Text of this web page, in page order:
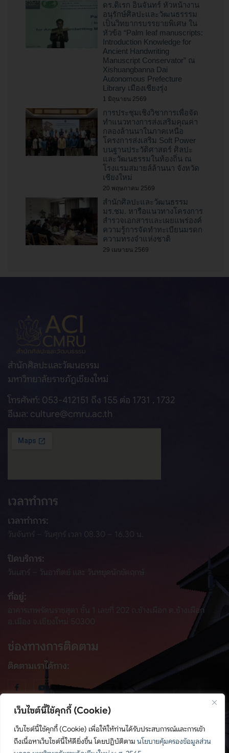
เว็บไซต์นี้ใช้คุกกี้ (Cookie)
เว็บไซต์นี้ใช้คุกกี้ (Cookie) เพื่อให้ให้ท่านได้รับประสบการณ์และการเข้า
ถึงเนื้อหาเว็บไซต์นี้ให้ดียิ่งขึ้น โดยปฏิบัติตาม นโยบายคุ้มครองข้อมูลส่วน
ดร.ดิเรก อินจันทร์ หัวหน้างาน
อนุรักษ์ศิลปะและวัฒนธรรรม
เป็นวิทยากรบรรยายพิเศษ ใน
หัวข้อ “Palm leaf manuscripts:
Introduction Knowledge for
Ancient Handwriting
Manuscript Conservator” ณ
Xishuangbanna Dai
Autonomous Prefecture
Library เมืองเชียงรุ่ง
1 มิถุนายน 2569
การประชุมเชิงวิชาการเพื่อจัด
ทำแนวทางการส่งเสริมคุณค่า
กลองล้านนาในภาคเหนือ
โครงการส่งเสริม Soft Power
บนฐานประวัติศาสตร์ ศิลปะ
และวัฒนธรรมในท้องถิ่น ณ
โรงแรมสมายล์ล้านนา จังหวัด
เชียงใหม่
20 พฤษภาคม 2569
สำนักศิลปะและวัฒนธรรม
มร.ชม. หารือแนวทางโครงการ
สำรวจเอกสารและเผยแพร่องค์
ความรู้การจัดทำทะเบียนมรดก
ความทรงจำแห่งชาติ
29 เมษายน 2569
สำนักศิลปะและวัฒนธรรม
มหาวิทยาลัยราชภัฏเชียงใหม่
โทรศัพท์: 053-412151 ถึง 155 ต่อ 1731 , 1732
อีเมล: culture@cmru.ac.th
เวลาทำการ
เวลาทำการ:
วันจันทร์ – วันศุกร์ เวลา 08.30 – 16.30 น.
ปิดบริการ:
ที่อยู่:
อาคารเทพรัตนราชสุดา ชั้น 1 เลขที่ 202 ถ.ช้างเผือก ต.ช้างเผือก
ช่องทางการติดตาม
ติดตามเราได้ทาง: